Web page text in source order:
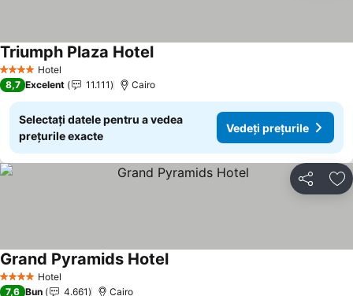
4 Stele Hotel
Triumph Plaza Hotel
8,7 Excelent 11.111 Cairo
Selectați datele pentru a vedea
prețurile exacte
Vedeți prețurile
Distribuiți
4 Stele Hotel
Grand Pyramids Hotel
7,6 Bun 4.661 Cairo